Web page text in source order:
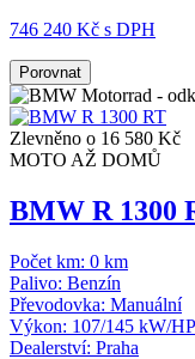
746 240 Kč s DPH
Porovnat
Zlevněno o 16 580 Kč
MOTO AŽ DOMŮ
BMW R 1300
Počet km: 0 km
Palivo: Benzín
Převodovka: Manuální
Výkon: 107/145 kW/HP
Dealerství: Praha